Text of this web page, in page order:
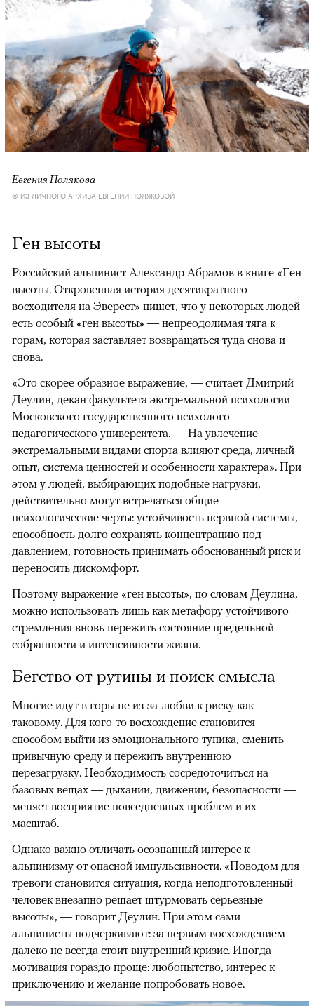
Евгения Полякова
© ИЗ ЛИЧНОГО АРХИВА ЕВГЕНИИ ПОЛЯКОВОЙ
Ген высоты
Российский альпинист Александр Абрамов в книге «Ген
высоты. Откровенная история десятикратного
восходителя на Эверест» пишет, что у некоторых людей
есть особый «ген высоты» — непреодолимая тяга к
горам, которая заставляет возвращаться туда снова и
снова.
«Это скорее образное выражение, — считает Дмитрий
Деулин, декан факультета экстремальной психологии
Московского государственного психолого-
педагогического университета. — На увлечение
экстремальными видами спорта влияют среда, личный
опыт, система ценностей и особенности характера». При
этом у людей, выбирающих подобные нагрузки,
действительно могут встречаться общие
психологические черты: устойчивость нервной системы,
способность долго сохранять концентрацию под
давлением, готовность принимать обоснованный риск и
переносить дискомфорт.
Поэтому выражение «ген высоты», по словам Деулина,
можно использовать лишь как метафору устойчивого
стремления вновь пережить состояние предельной
собранности и интенсивности жизни.
Бегство от рутины и поиск смысла
Многие идут в горы не из-за любви к риску как
таковому. Для кого-то восхождение становится
способом выйти из эмоционального тупика, сменить
привычную среду и пережить внутреннюю
перезагрузку. Необходимость сосредоточиться на
базовых вещах — дыхании, движении, безопасности —
меняет восприятие повседневных проблем и их
масштаб.
Однако важно отличать осознанный интерес к
альпинизму от опасной импульсивности. «Поводом для
тревоги становится ситуация, когда неподготовленный
человек внезапно решает штурмовать серьезные
высоты», — говорит Деулин. При этом сами
альпинисты подчеркивают: за первым восхождением
далеко не всегда стоит внутренний кризис. Иногда
мотивация гораздо проще: любопытство, интерес к
приключению и желание попробовать новое.